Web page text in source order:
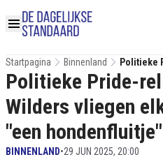
Startpagina Binnenland
Politieke
Vliegen
Politieke Pride-
Wilders vliegen
"een hondenfluitje"
BINNENLAND•29 JUN 2025, 20:00